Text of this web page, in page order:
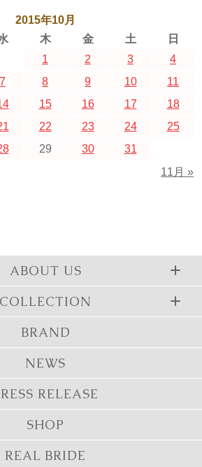
2015年10月
木 金 土 日
11月 »
1 2 3
4
7 8 9 10
11
15 16 17
18
22 23 24
25
29 30 31
ABOUT US
COLLECTION
BRAND
NEWS
RELEASE
SHOP
REAL BRIDE